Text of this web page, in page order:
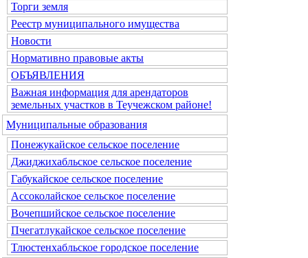
Торги земля
Реестр муниципального имущества
Новости
Нормативно правовые акты
ОБЪЯВЛЕНИЯ
Важная информация для арендаторов
земельных участков в Теучежском районе!
Муниципальные образования
Понежукайское сельское поселение
Джиджихабльское сельское поселение
Габукайское сельское поселение
Ассоколайское сельское поселение
Вочепшийское сельское поселение
Пчегатлукайское сельское поселение
Тлюстенхабльское городское поселение